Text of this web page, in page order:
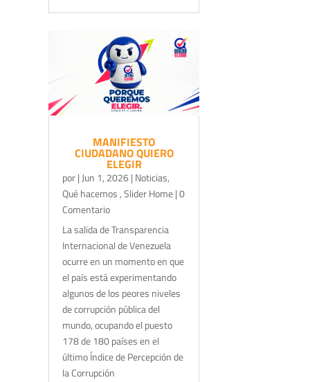
MANIFIESTO
CIUDADANO QUIERO
ELEGIR
por| Jun 1, 2026| Noticias,
Qué hacemos ,Slider Home| 0
Comentario
La salida de Transparencia
Internacional de Venezuela
ocurre en un momento en que
el país está experimentando
algunos de los peores niveles
de corrupción pública del
mundo, ocupando el puesto
178 de 180 países en el
último Índice de Percepción de
la Corrupción